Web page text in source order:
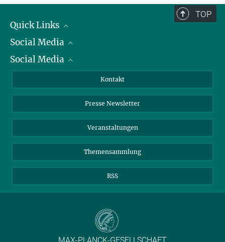
TOP
Quick Links
Präsident
Zahlen und Fakten
Meldestelle Fehlverhalten
Social Media
Bluesky
TikTok
Social Media
Instagram
YouTube
Kontakt
Presse Newsletter
Veranstaltungen
Themensammlung
RSS